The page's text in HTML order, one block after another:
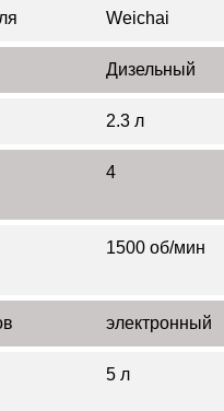
Weichai
Дизельный
2.3 л
4
1500 об/мин
электронный
5 л